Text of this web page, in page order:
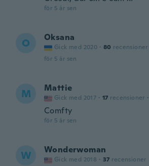
för 5 år sen
O Oksana
Gick med 2020 · 80 recensioner
för 5 år sen
M Mattie
Gick med 2017 · 17 recensioner ·
Comfty
för 5 år sen
W Wonderwoman
Gick med 2018 · 37 recensioner